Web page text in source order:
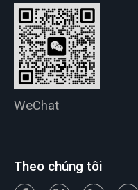
WeChat
Theo chúng tôi